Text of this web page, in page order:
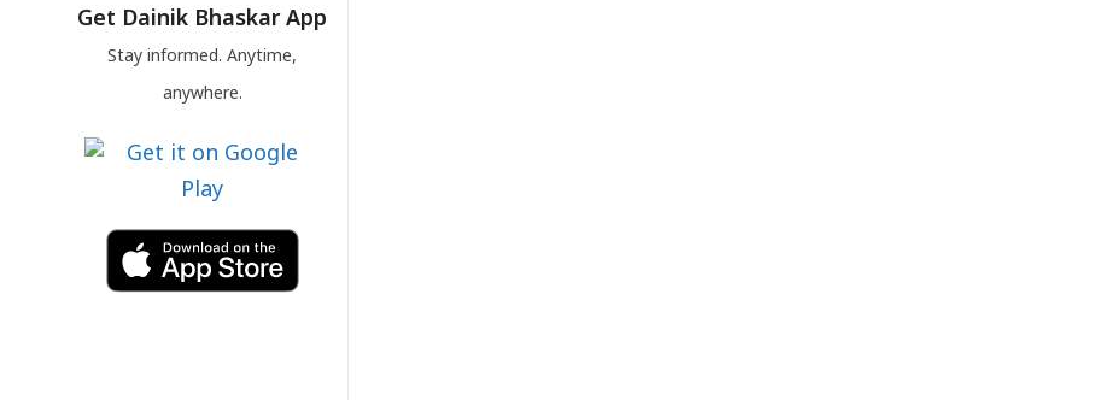
Get Dainik Bhaskar App
Stay informed. Anytime,
anywhere.